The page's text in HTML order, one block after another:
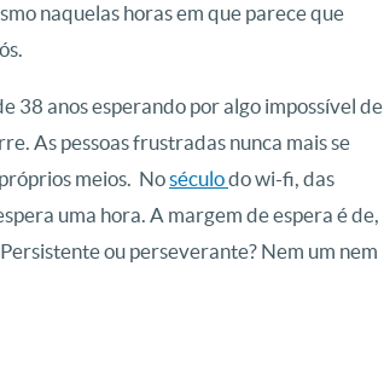
naquelas horas em que parece que
38 anos esperando por algo impossível de
As pessoas frustradas nunca mais se
meios. Noséculodo wi-fi, das
uma hora. A margem de espera é de,
ou perseverante? Nem um nem